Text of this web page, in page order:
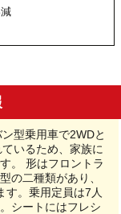
型乗用車で2WDと
いるため、家族に
。 形はフロントラ
の二種類があり、
す。乗用定員は7人
シートにはフレシ